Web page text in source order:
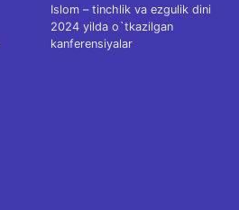
Islom – tinchlik va ezgulik dini
2024 yilda o`tkazilgan
kanferensiyalar